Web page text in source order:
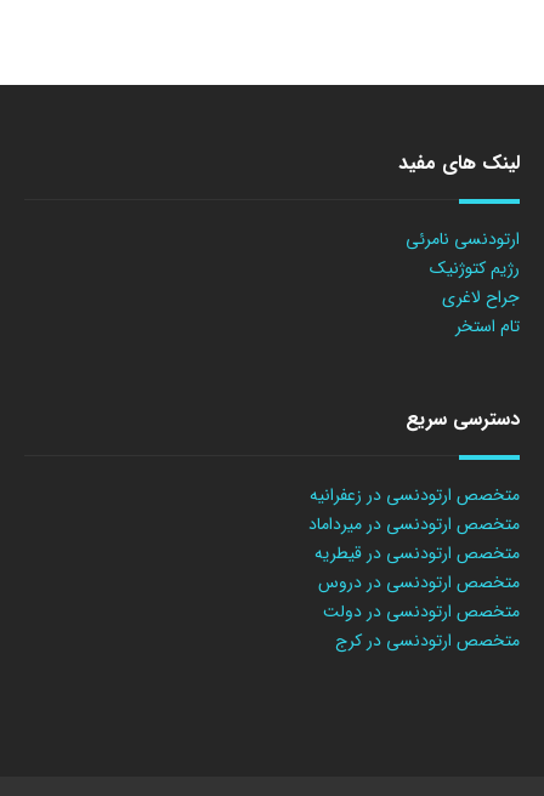
لینک های مفید
ارتودنسی نامرئی
رژیم کتوژنیک
جراح لاغری
تام استخر
دسترسی سریع
متخصص ارتودنسی در زعفرانیه
متخصص ارتودنسی در میرداماد
متخصص ارتودنسی در قیطریه
متخصص ارتودنسی در دروس
متخصص ارتودنسی در دولت
متخصص ارتودنسی در کرج